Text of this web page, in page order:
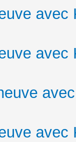
avec
avec
avec